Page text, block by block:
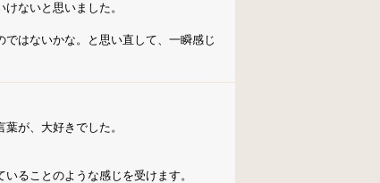
ないと思いました。
はないかな。と思い直して、一瞬感じ
が、大好きでした。
ることのような感じを受けます。